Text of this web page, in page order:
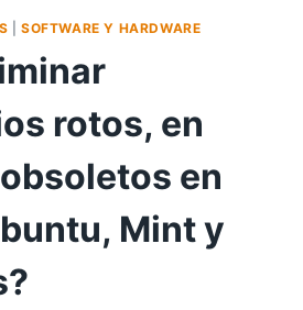
|SOFTWARE Y HARDWARE
rotos, en
en
Mint y